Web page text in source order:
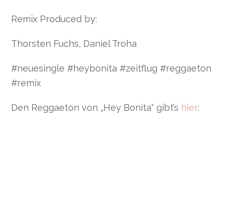
Remix Produced by:
Thorsten Fuchs, Daniel Troha
#neuesingle #heybonita #zeitflug #reggaeton
#remix
Den Reggaeton von „Hey Bonita“ gibt’s hier: